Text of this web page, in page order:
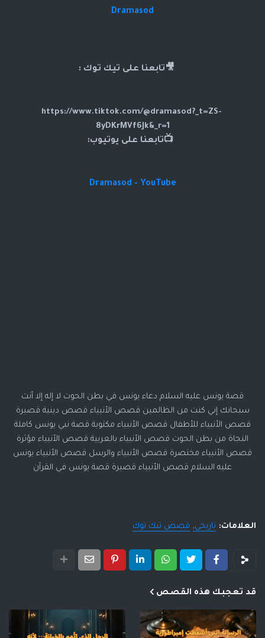
Dramasod
🎥تابعنا على تيك توك :
https://www.tiktok.com/@dramasod?_t=ZS-
8yDKrMVf6Jk&_r=1
📺تابعنا على يوتيوب:
Dramasod - YouTube
قصة يونس عليه السلام دعاء يونس في بطن الحوت لا إله إلا أنت
سبحانك إني كنت من الظالمين قصص الأنبياء قصص دينية قصيرة
قصص الأنبياء للأطفال قصص الأنبياء مكتوبة قصة نبي يونس كاملة
النجاة من بطن الحوت قصص الأنبياء بالعربية قصص الأنبياء مؤثرة
قصص الأنبياء مختصرة قصص الأنبياء والرسل قصص الأنبياء يونس
عليه السلام قصص الأنبياء قصيرة قصة يونس في القرآن
العلامات: تاريخي قصص تيك توك
قد تعجبك هذه القصص